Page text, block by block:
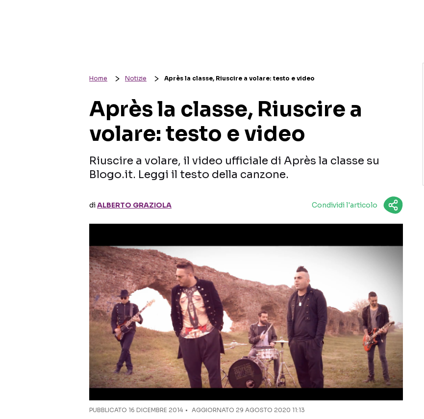
Home Notizie Après la classe, Riuscire a volare: testo e video
Après la classe, Riuscire a
volare: testo e video
Riuscire a volare, il video ufficiale di Après la classe su
Blogo.it. Leggi il testo della canzone.
diALBERTO GRAZIOLA Condividi l'articolo
PUBBLICATO 16 DICEMBRE 2014 AGGIORNATO 29 AGOSTO 2020 11:13